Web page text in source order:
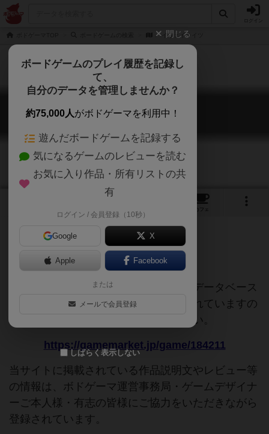
ハイウェイライツ
ハイウェイライツ
HIGHWAY LIGHTS
カフェ
ご協力ください
このページは情報が不足しています。データベース
追加申請時に以下の参考URLが入力されていますの
で、よろしければこちらもご覧ください。
https://gamemarket.jp/game/184211
当サイトに掲載されている作品説明文やレビュー等
の情報は、ボドゲーマ運営事務局・ゲームデザイナ
ーご本人様・有志の皆様にご協力をいただきながら
登録されています。
閉じる
ボードゲームのプレイ履歴を記録し
て、
自分のデータを管理しませんか？
約75,000人がボドゲーマを利用中！
遊んだボードゲームを記録する
気になるゲームのレビューを読む
お気に入り作品・所有リストの共
有
ログイン / 会員登録（10秒）
Google X
Apple Facebook
または
メールで会員登録
しばらく表示しない